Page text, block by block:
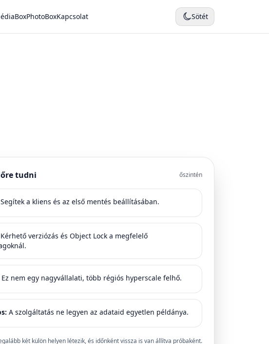
PhotoBoxKapcsolat Sötét
tudni őszintén
Segítek a kliens és az első mentés beállításában.
Kérhető verziózás és Object Lock a megfelelő
Ez nem egy nagyvállalati, több régiós hyperscale felhő.
A szolgáltatás ne legyen az adataid egyetlen példánya.
két külön helyen létezik, és időnként vissza is van állítva próbaként.